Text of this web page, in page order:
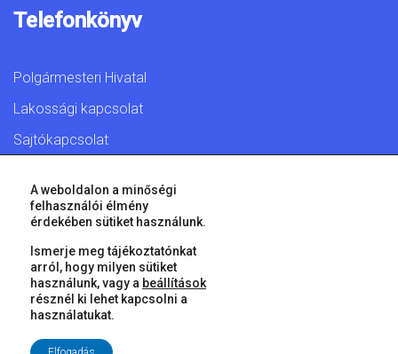
Telefonkönyv
Polgármesteri Hivatal
Lakossági kapcsolat
Sajtókapcsolat
© 2026 Győr Megyei Jogú Város • Minden jog fenntartva!
A weboldalon a minőségi
felhasználói élmény
érdekében sütiket használunk.
Ismerje meg tájékoztatónkat
arról, hogy milyen sütiket
használunk, vagy a beállítások
résznél ki lehet kapcsolni a
használatukat.